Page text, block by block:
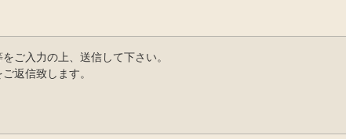
ご入力の上、送信して下さい。
返信致します。